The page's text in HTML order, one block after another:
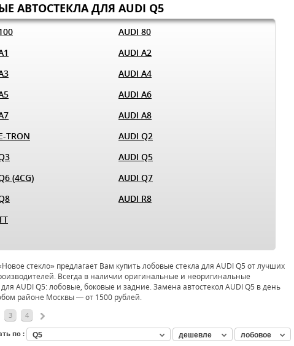
АВТОСТЕКЛА ДЛЯ AUDI Q5
AUDI 80
AUDI A2
AUDI A4
AUDI A6
AUDI A8
TRON
AUDI Q2
AUDI Q5
(4CG)
AUDI Q7
AUDI R8
стекло» предлагает Вам купить лобовые стекла для AUDI Q5 от лучших
Всегда в наличии оригинальные и неоригинальные
для AUDI Q5: лобовые, боковые и задние. Замена автостекол AUDI Q5 в день
районе Москвы — от 1500 рублей.
3
4
по :
Q5 дешевле лобовое